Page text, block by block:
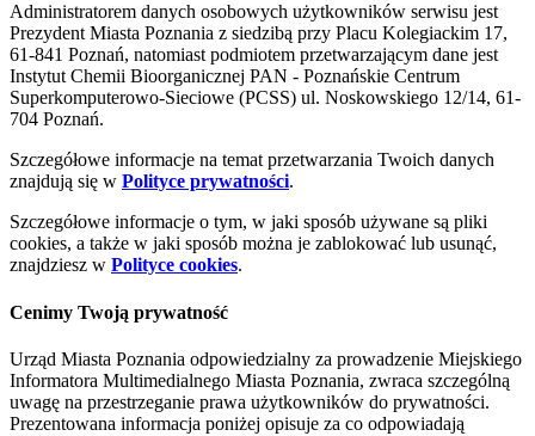
Administratorem danych osobowych użytkowników serwisu jest
Prezydent Miasta Poznania z siedzibą przy Placu Kolegiackim 17,
61-841 Poznań, natomiast podmiotem przetwarzającym dane jest
Instytut Chemii Bioorganicznej PAN - Poznańskie Centrum
Superkomputerowo-Sieciowe (PCSS) ul. Noskowskiego 12/14, 61-
704 Poznań.
Szczegółowe informacje na temat przetwarzania Twoich danych
znajdują się w Polityce prywatności.
Szczegółowe informacje o tym, w jaki sposób używane są pliki
cookies, a także w jaki sposób można je zablokować lub usunąć,
znajdziesz w Polityce cookies.
Cenimy Twoją prywatność
Urząd Miasta Poznania odpowiedzialny za prowadzenie Miejskiego
Informatora Multimedialnego Miasta Poznania, zwraca szczególną
uwagę na przestrzeganie prawa użytkowników do prywatności.
Prezentowana informacja poniżej opisuje za co odpowiadają